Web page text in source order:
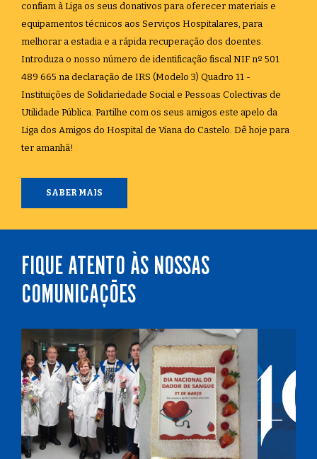
confiam à Liga os seus donativos para oferecer materiais e
equipamentos técnicos aos Serviços Hospitalares, para
melhorar a estadia e a rápida recuperação dos doentes.
Introduza o nosso número de identificação fiscal NIF nº 501
489 665 na declaração de IRS (Modelo 3) Quadro 11 -
Instituições de Solidariedade Social e Pessoas Colectivas de
Utilidade Pública. Partilhe com os seus amigos este apelo da
Liga dos Amigos do Hospital de Viana do Castelo. Dê hoje para
ter amanhã!
SABER MAIS
FIQUE ATENTO ÀS NOSSAS
COMUNICAÇÕES